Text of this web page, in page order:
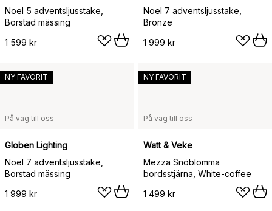
Noel 5 adventsljusstake,
Borstad mässing
1 599 kr
Noel 7 adventsljusstake,
Bronze
1 999 kr
På väg till oss
Globen Lighting
Noel 7 adventsljusstake,
Borstad mässing
1 999 kr
NY FAVORIT
På väg till oss
Watt & Veke
Mezza Snöblomma
bordsstjärna, White-coffee
1 499 kr
NY FAVORIT